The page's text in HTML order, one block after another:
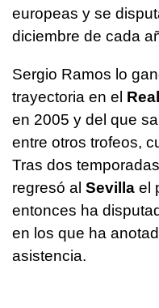
europeas y se
diciembre de cada
Sergio Ramos lo
trayectoria en el
en 2005 y del que
entre otros trofeos,
Tras dos
regresó al Sevilla el
entonces ha
en los que ha
asistencia.